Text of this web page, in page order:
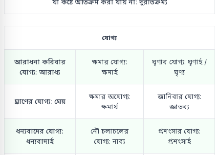
যোগ্য
আরাধনা করিবার
যোগ্য: আরাধ্য
ক্ষমার যোগ্য:
ক্ষমার্হ
ঘৃণার যোগ্য: ঘৃণার্হ /
ঘৃণ্য
ঘ্রাণের যোগ্য: ঘেয়
ক্ষমার অযোগ্য:
ক্ষমার্য
জানিবার যোগ্য:
জ্ঞাতব্য
ধন্যবাদের যোগ্য:
ধন্যবাদার্হ
নৌ চলাচলের
যোগ্য: নাব্য
প্রশংসার যোগ্য:
প্রশংসার্হ